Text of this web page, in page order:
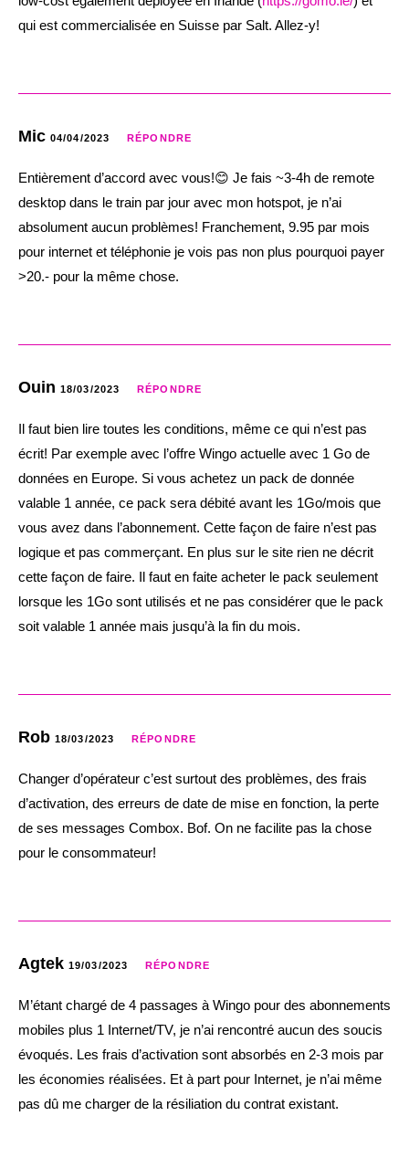
qui est commercialisée en Suisse par Salt. Allez-y!
Mic 04/04/2023 RÉPONDRE
Entièrement d’accord avec vous!😊 Je fais ~3-4h de remote
desktop dans le train par jour avec mon hotspot, je n’ai
absolument aucun problèmes! Franchement, 9.95 par mois
pour internet et téléphonie je vois pas non plus pourquoi payer
>20.- pour la même chose.
Ouin 18/03/2023 RÉPONDRE
Il faut bien lire toutes les conditions, même ce qui n’est pas
écrit! Par exemple avec l’offre Wingo actuelle avec 1 Go de
données en Europe. Si vous achetez un pack de donnée
valable 1 année, ce pack sera débité avant les 1Go/mois que
vous avez dans l’abonnement. Cette façon de faire n’est pas
logique et pas commerçant. En plus sur le site rien ne décrit
cette façon de faire. Il faut en faite acheter le pack seulement
lorsque les 1Go sont utilisés et ne pas considérer que le pack
soit valable 1 année mais jusqu’à la fin du mois.
Rob 18/03/2023 RÉPONDRE
Changer d’opérateur c’est surtout des problèmes, des frais
d’activation, des erreurs de date de mise en fonction, la perte
de ses messages Combox. Bof. On ne facilite pas la chose
pour le consommateur!
Agtek 19/03/2023 RÉPONDRE
M’étant chargé de 4 passages à Wingo pour des abonnements
mobiles plus 1 Internet/TV, je n’ai rencontré aucun des soucis
évoqués. Les frais d’activation sont absorbés en 2-3 mois par
les économies réalisées. Et à part pour Internet, je n’ai même
pas dû me charger de la résiliation du contrat existant.